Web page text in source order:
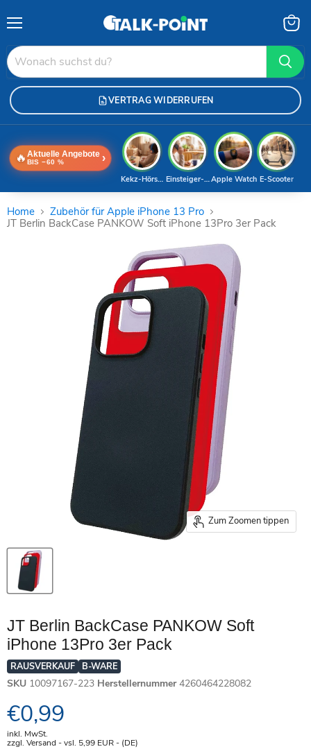
VERTRAG WIDERRUFEN
🔥 Aktuelle Angebote
BIS −60 % ›
E-Scooter
Apple Watch
Einsteiger-Handy
Kekz-Hörspiele
Home
Zubehör für Apple iPhone 13 Pro
JT Berlin BackCase PANKOW Soft iPhone 13Pro 3er Pack
Zum Zoomen tippen
JT Berlin BackCase PANKOW Soft
iPhone 13Pro 3er Pack
RAUSVERKAUF B-WARE
SKU 10097167-223 Herstellernummer 4260464228082
Aktueller Preis
€0,99
inkl. MwSt.
zzgl. Versand - vsl. 5,99 EUR- (DE)